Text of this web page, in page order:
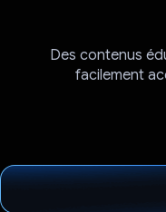
Des contenus
facilement